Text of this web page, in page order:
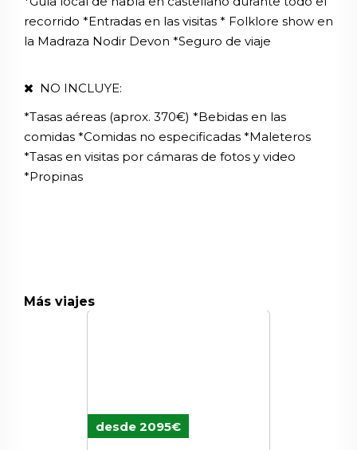
recorrido *Entradas en las visitas * Folklore show en
la Madraza Nodir Devon *Seguro de viaje
NO INCLUYE:
*Tasas aéreas (aprox. 370€) *Bebidas en las
comidas *Comidas no especificadas *Maleteros
*Tasas en visitas por cámaras de fotos y video
*Propinas
Más viajes
desde 2095€